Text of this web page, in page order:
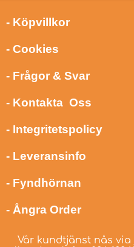
- Köpvillkor
- Cookies
- Frågor & Svar
- Kontakta Oss
- Integritetspolicy
- Leveransinfo
- Fyndhörnan
- Ångra Order
Vår kundtjänst nås via